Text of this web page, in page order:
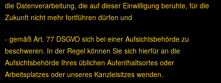
die Datenverarbeitung, die auf dieser Einwilligung beruhte, für die
Zukunft nicht mehr fortführen dürfen und
- gemäß Art. 77 DSGVO sich bei einer Aufsichtsbehörde zu
beschweren. In der Regel können Sie sich hierfür an die
Aufsichtsbehörde Ihres üblichen Aufenthaltsortes oder
Arbeitsplatzes oder unseres Kanzleisitzes wenden.